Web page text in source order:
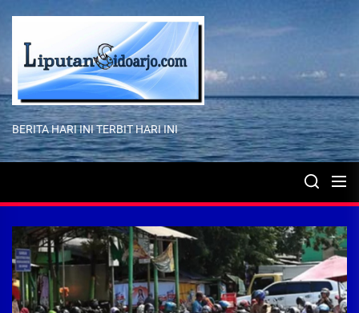
content
BERITA HARI INI TERBIT HARI INI